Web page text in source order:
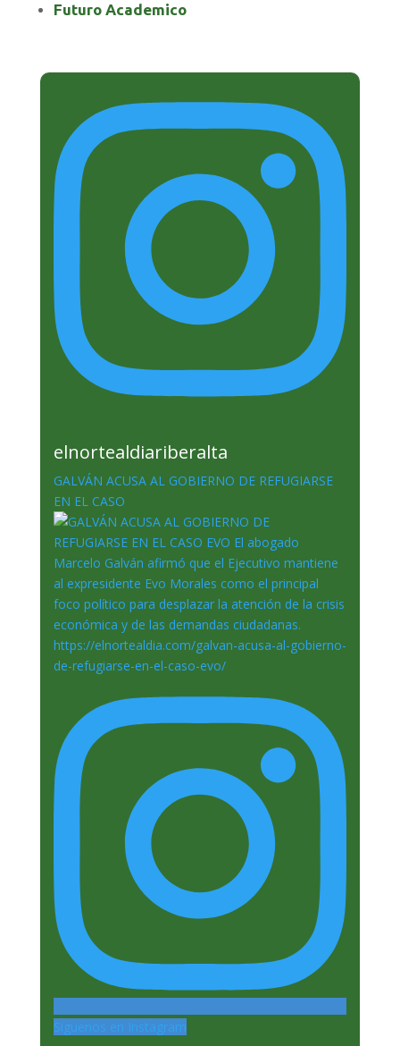
Futuro Academico
elnortealdiariberalta
GALVÁN ACUSA AL GOBIERNO DE REFUGIARSE
EN EL CASO
Siguenos en Instagram